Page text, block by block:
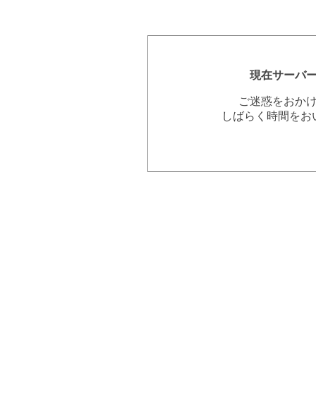
現在サーバ
ご迷惑をおか
しばらく時間を